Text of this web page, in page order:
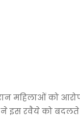
महिलाओं को
इस रवैये को बदलते